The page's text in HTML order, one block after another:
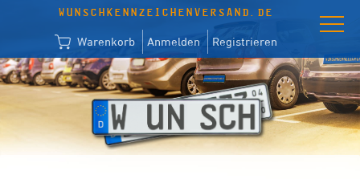
WUNSCHKENNZEICHENVERSAND.DE
Warenkorb Anmelden Registrieren